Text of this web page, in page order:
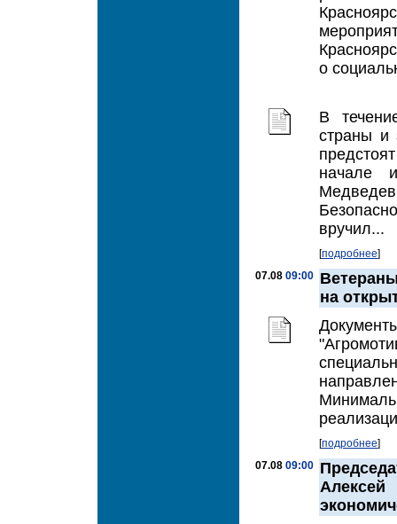
о
В
страны и
начале
вручил...
[подробнее]
07.08 09:00
на
[подробнее]
07.08 09:00